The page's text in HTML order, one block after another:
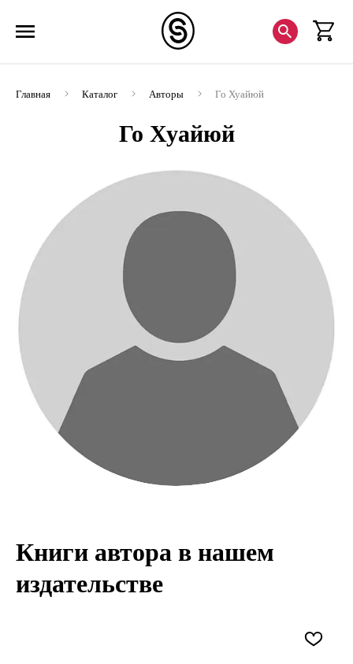
Главная Каталог Авторы Го Хуайюй
Го Хуайюй
Книги автора в нашем
издательстве